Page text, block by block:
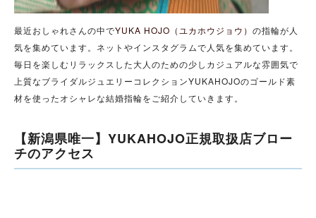
最近おしゃれさんの中でYUKA HOJO（ユカホウジョウ） の指輪が人
気を集めています。ネットやインスタグラムで人気を集めています。
毎日を楽しむリラックスした大人のための少しカジュアルな雰囲気で
上質なブライダルジュエリーコレクションYUKAHOJOのゴールド素
材を使ったオシャレな結婚指輪をご紹介していきます。
【新潟県唯一】YUKAHOJO正規取扱店ブロー
チのアクセス